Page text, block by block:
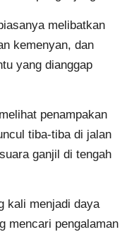
melibatkan
kemenyan, dan
yang dianggap
penampakan
tiba-tiba di jalan
ganjil di tengah
kali menjadi daya
mencari pengalaman